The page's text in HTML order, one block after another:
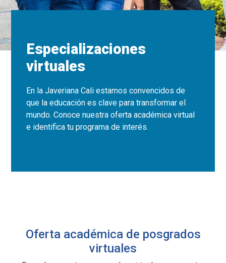
Especializaciones
virtuales
En la Javeriana Cali estamos convencidos de
que la educación es clave para transformar el
mundo. Conoce nuestra oferta académica virtual
e identifica tu programa de interés.
Oferta académica de posgrados
virtuales